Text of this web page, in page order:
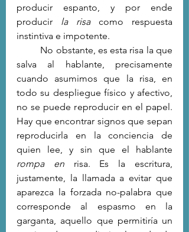
producir espanto, y por ende
producir la risa como respuesta
instintiva e impotente.
salva al hablante, precisamente
cuando asumimos que la risa, en
todo su despliegue físico y afectivo,
no se puede reproducir en el papel.
Hay que encontrar signos que sepan
reproducirla en la conciencia de
rompa en risa. Es la escritura,
justamente, la llamada a evitar que
aparezca la forzada no-palabra que
corresponde al espasmo en la
garganta, aquello que permitiría un